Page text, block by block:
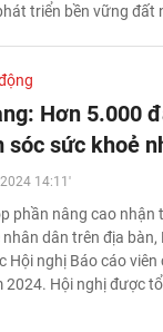
triển bền vững đất
Hơn 5.000
sóc sức khoẻ
14:11'
phần nâng cao nhận
dân trên địa bàn,
Hội nghị Báo cáo
2024. Hội nghị được